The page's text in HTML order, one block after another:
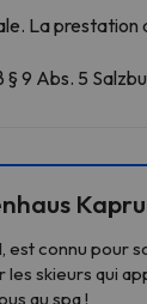
La prestation
§ 9 Abs. 5
est connu
les skieurs qui
au spa !